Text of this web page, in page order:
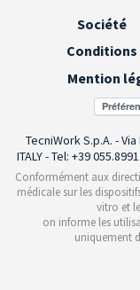
Société
Mention
TecniWork S.p.A. -
ITALY - Tel: +39
Conformément aux
médicale sur les
vitro et
on informe les
uniquement